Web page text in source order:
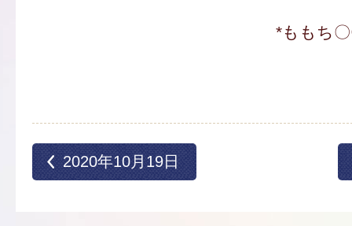
*ももち
2020年10月19日